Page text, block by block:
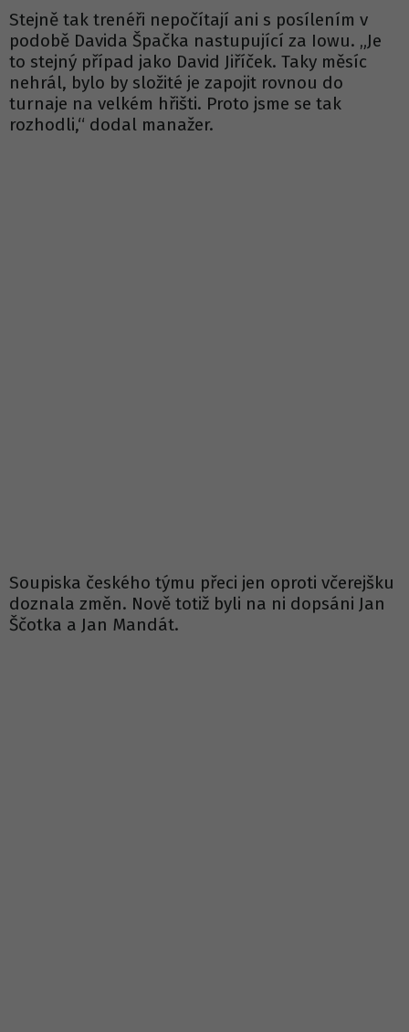
Stejně tak trenéři nepočítají ani s posílením v
podobě Davida Špačka nastupující za Iowu. „Je
to stejný případ jako David Jiříček. Taky měsíc
nehrál, bylo by složité je zapojit rovnou do
turnaje na velkém hřišti. Proto jsme se tak
rozhodli,“ dodal manažer.
Soupiska českého týmu přeci jen oproti včerejšku
doznala změn. Nově totiž byli na ni dopsáni Jan
Ščotka a Jan Mandát.